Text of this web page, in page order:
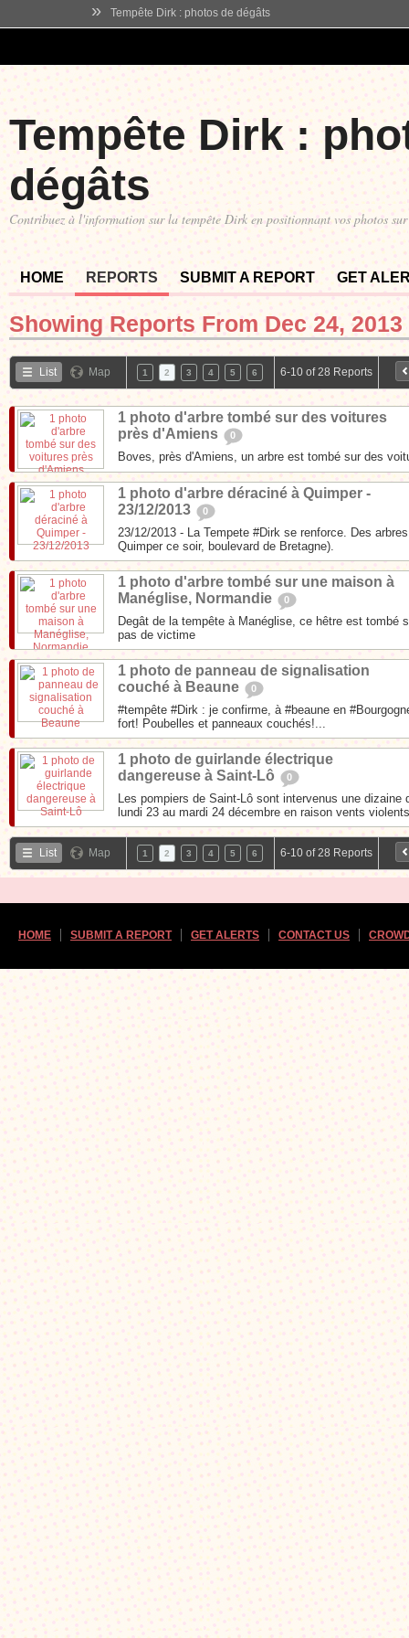
» Tempête Dirk : photos de dégâts
Tempête Dirk :
dégâts
Contribuez à l'information sur la tempête Dirk en positionnant vos photos
HOME REPORTS SUBMIT A REPORT GET
Showing Reports From Dec 24,
List Map 1 2 3 4 5 6 6-10 of 28 Reports
1 photo d'arbre tombé sur des voitures
près d'Amiens
0
Boves, près d'Amiens, un arbre est tombé sur des
1 photo d'arbre déraciné à Quimper -
23/12/2013
0
23/12/2013 - La Tempete #Dirk se renforce. Des
Quimper ce soir, boulevard de Bretagne).
1 photo d'arbre tombé sur une maison à
Manéglise, Normandie
0
Degât de la tempête à Manéglise, ce hêtre est tombé
pas de victime
1 photo de panneau de signalisation
couché à Beaune
0
#tempête #Dirk : je confirme, à #beaune en
fort! Poubelles et panneaux couchés!...
1 photo de guirlande électrique
dangereuse à Saint-Lô
0
Les pompiers de Saint-Lô sont intervenus une
lundi 23 au mardi 24 décembre en raison vents
List Map 1 2 3 4 5 6 6-10 of 28 Reports
HOME SUBMIT A REPORT GET ALERTS CONTACT US